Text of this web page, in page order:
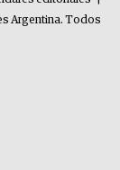
Argentina. Todos